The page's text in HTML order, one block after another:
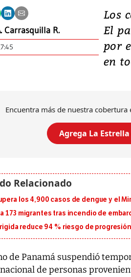
Carrasquilla R.
Los
El
por
en
Encuentra más de nuestra
Agrega La
los 4,900 casos de dengue y el
173 migrantes tras incendio de
reduce 94 % riesgo de
de Panamá suspendió
de personas